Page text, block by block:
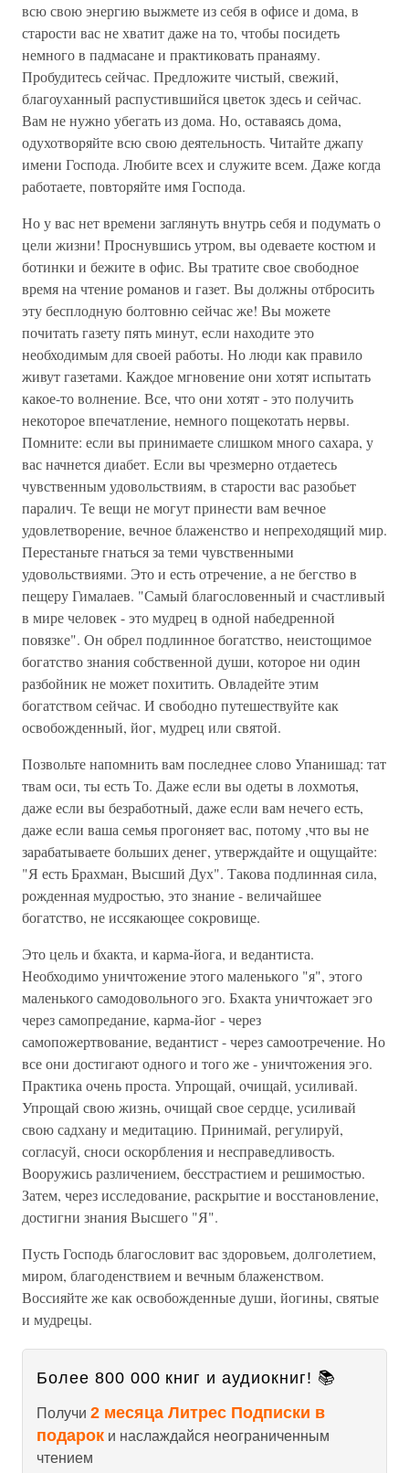
всю свою энергию выжмете из себя в офисе и дома, в
старости вас не хватит даже на то, чтобы посидеть
немного в падмасане и практиковать пранаяму.
Пробудитесь сейчас. Предложите чистый, свежий,
благоуханный распустившийся цветок здесь и сейчас.
Вам не нужно убегать из дома. Но, оставаясь дома,
одухотворяйте всю свою деятельность. Читайте джапу
имени Господа. Любите всех и служите всем. Даже когда
работаете, повторяйте имя Господа.
Но у вас нет времени заглянуть внутрь себя и подумать о
цели жизни! Проснувшись утром, вы одеваете костюм и
ботинки и бежите в офис. Вы тратите свое свободное
время на чтение романов и газет. Вы должны отбросить
эту бесплодную болтовню сейчас же! Вы можете
почитать газету пять минут, если находите это
необходимым для своей работы. Но люди как правило
живут газетами. Каждое мгновение они хотят испытать
какое-то волнение. Все, что они хотят - это получить
некоторое впечатление, немного пощекотать нервы.
Помните: если вы принимаете слишком много сахара, у
вас начнется диабет. Если вы чрезмерно отдаетесь
чувственным удовольствиям, в старости вас разобьет
паралич. Те вещи не могут принести вам вечное
удовлетворение, вечное блаженство и непреходящий мир.
Перестаньте гнаться за теми чувственными
удовольствиями. Это и есть отречение, а не бегство в
пещеру Гималаев. "Самый благословенный и счастливый
в мире человек - это мудрец в одной набедренной
повязке". Он обрел подлинное богатство, неистощимое
богатство знания собственной души, которое ни один
разбойник не может похитить. Овладейте этим
богатством сейчас. И свободно путешествуйте как
освобожденный, йог, мудрец или святой.
Позвольте напомнить вам последнее слово Упанишад: тат
твам оси, ты есть То. Даже если вы одеты в лохмотья,
даже если вы безработный, даже если вам нечего есть,
даже если ваша семья прогоняет вас, потому ,что вы не
зарабатываете больших денег, утверждайте и ощущайте:
"Я есть Брахман, Высший Дух". Такова подлинная сила,
рожденная мудростью, это знание - величайшее
богатство, не иссякающее сокровище.
Это цель и бхакта, и карма-йога, и ведантиста.
Необходимо уничтожение этого маленького "я", этого
маленького самодовольного эго. Бхакта уничтожает эго
через самопредание, карма-йог - через
самопожертвование, ведантист - через самоотречение. Но
все они достигают одного и того же - уничтожения эго.
Практика очень проста. Упрощай, очищай, усиливай.
Упрощай свою жизнь, очищай свое сердце, усиливай
свою садхану и медитацию. Принимай, регулируй,
согласуй, сноси оскорбления и несправедливость.
Вооружись различением, бесстрастием и решимостью.
Затем, через исследование, раскрытие и восстановление,
достигни знания Высшего "Я".
Пусть Господь благословит вас здоровьем, долголетием,
миром, благоденствием и вечным блаженством.
Воссияйте же как освобожденные души, йогины, святые
и мудрецы.
Более 800 000 книг и аудиокниг! 📚
Получи 2 месяца Литрес Подписки в
подарок и наслаждайся неограниченным
чтением